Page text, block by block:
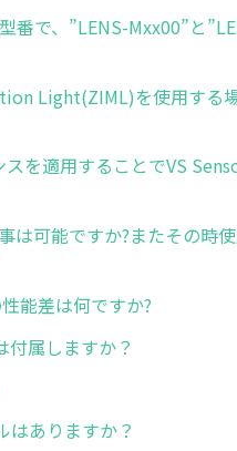
番で、”LENS-Mxx00”と
Light(ZIML)を使用する
を適用することでVS
は可能ですか?またその時
能差は何ですか?
付属しますか？
はありますか？